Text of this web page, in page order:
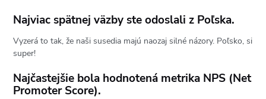
Najviac spätnej väzby ste odoslali z Poľska.
Vyzerá to tak, že naši susedia majú naozaj silné názory. Poľsko, si
super!
Najčastejšie bola hodnotená metrika NPS (Net
Promoter Score).